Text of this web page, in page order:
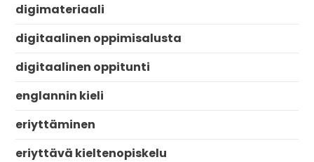
digimateriaali
digitaalinen oppimisalusta
digitaalinen oppitunti
englannin kieli
eriyttäminen
eriyttävä kieltenopiskelu